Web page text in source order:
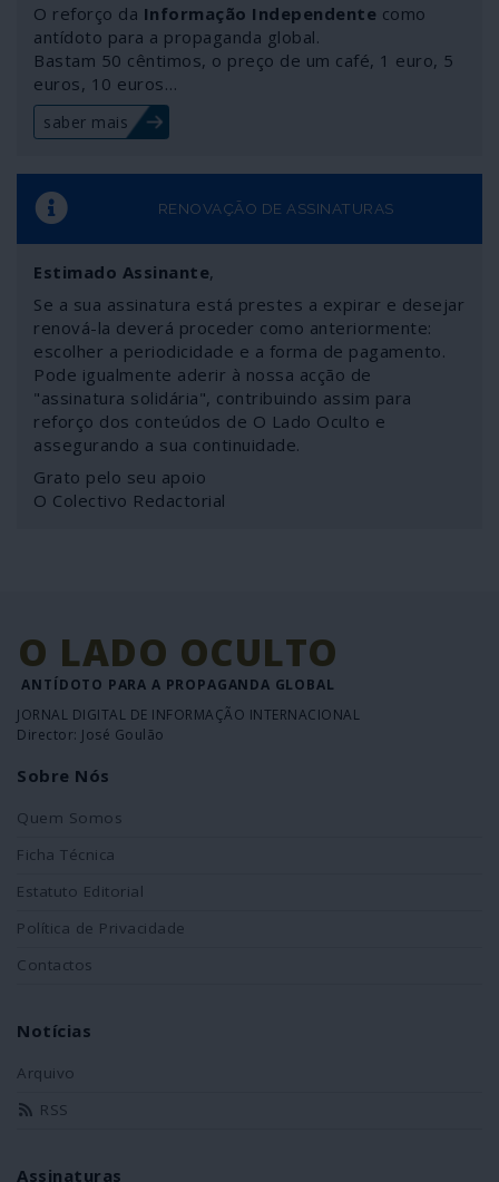
O reforço da Informação Independente como
antídoto para a propaganda global.
Bastam 50 cêntimos, o preço de um café, 1 euro, 5
euros, 10 euros…
saber mais
RENOVAÇÃO DE ASSINATURAS
Estimado Assinante,
Se a sua assinatura está prestes a expirar e desejar
renová-la deverá proceder como anteriormente:
escolher a periodicidade e a forma de pagamento.
Pode igualmente aderir à nossa acção de
"assinatura solidária", contribuindo assim para
reforço dos conteúdos de O Lado Oculto e
assegurando a sua continuidade.
Grato pelo seu apoio
O Colectivo Redactorial
O LADO OCULTO
ANTÍDOTO PARA A PROPAGANDA GLOBAL
JORNAL DIGITAL DE INFORMAÇÃO INTERNACIONAL
Director: José Goulão
Sobre Nós
Quem Somos
Ficha Técnica
Estatuto Editorial
Política de Privacidade
Contactos
Notícias
Arquivo
RSS
Assinaturas